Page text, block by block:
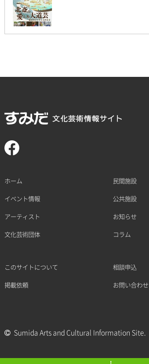
ホーム
イベント情報
アーティスト
文化芸術団体
民間施設
公共施設
お知らせ
コラム
このサイトについて
掲載依頼
相談申込
お問い合わせ
Sumida Arts and Cultural Information Site.